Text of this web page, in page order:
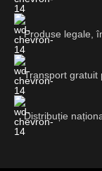
Produse legale,
Transport gratuit
Distribuție